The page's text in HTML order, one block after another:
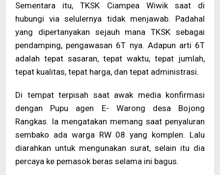
Sementara itu, TKSK Ciampea Wiwik saat di
hubungi via selulernya tidak menjawab. Padahal
yang dipertanyakan sejauh mana TKSK sebagai
pendamping, pengawasan 6T nya. Adapun arti 6T
adalah tepat sasaran, tepat waktu, tepat jumlah,
tepat kualitas, tepat harga, dan tepat administrasi.
Di tempat terpisah saat awak media konfirmasi
dengan Pupu agen E- Warong desa Bojong
Rangkas. Ia mengatakan memang saat penyaluran
sembako ada warga RW 08 yang komplen. Lalu
diarahkan untuk mengunakan surat, selain itu dia
percaya ke pemasok beras selama ini bagus.